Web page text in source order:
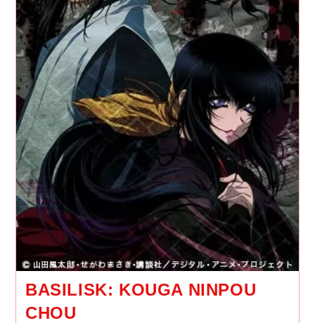
BASILISK: KOUGA NINPOU
CHOU